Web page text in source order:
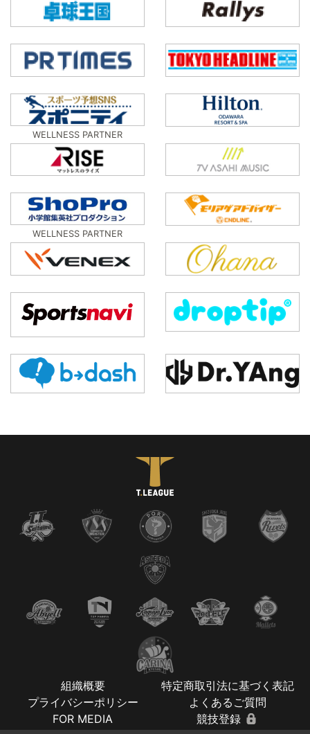
WELLNESS PARTNER
WELLNESS PARTNER
組織概要
特定商取引法に基づく表記
プライバシーポリシー
よくあるご質問
FOR MEDIA
競技登録